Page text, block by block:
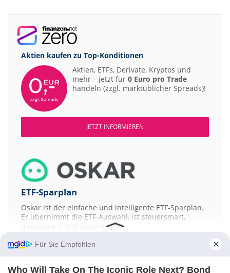
Aktien kaufen zu Top-Konditionen
Aktien, ETFs, Derivate, Kryptos und
mehr – jetzt für 0 Euro pro Trade
handeln (zzgl. marktüblicher Spreads)!
JETZT INFORMIEREN
ETF-Sparplan
Oskar ist der einfache und intelligente ETF-Sparplan.
Er übernimmt die ETF-Auswahl, ist steuersmart,
transparent und kostengünstig.
JETZT MEHR ERFAHREN
Für Sie Empfohlen
Who Will Take On The Iconic Role Next? Bond